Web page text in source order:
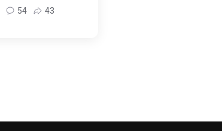
54 43